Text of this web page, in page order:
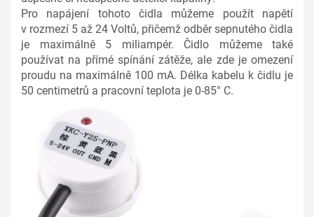
Pro napájení tohoto čidla můžeme použít napětí
v rozmezí 5 až 24 Voltů, přičemž odběr sepnutého čidla
je maximálně 5 miliampér. Čidlo můžeme také
používat na přímé spínání zátěže, ale zde je omezení
proudu na maximálně 100 mA. Délka kabelu k čidlu je
50 centimetrů a pracovní teplota je 0-85° C.